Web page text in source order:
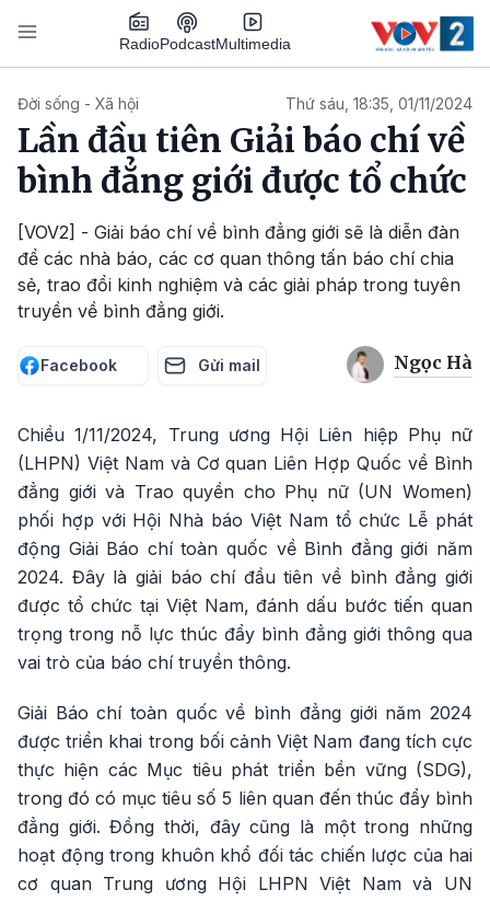
Nhảy đến nội dung
RadioPodcastMultimedia
Đời sống - Xã hội Thứ sáu, 18:35, 01/11/2024
Lần đầu tiên Giải báo chí về
bình đẳng giới được tổ chức
[VOV2] - Giải báo chí về bình đẳng giới sẽ là diễn đàn
để các nhà báo, các cơ quan thông tấn báo chí chia
sẻ, trao đổi kinh nghiệm và các giải pháp trong tuyên
truyền về bình đẳng giới.
Facebook Gửi mail Ngọc Hà
Chiều 1/11/2024, Trung ương Hội Liên hiệp Phụ nữ
(LHPN) Việt Nam và Cơ quan Liên Hợp Quốc về Bình
đẳng giới và Trao quyền cho Phụ nữ (UN Women)
phối hợp với Hội Nhà báo Việt Nam tổ chức Lễ phát
động Giải Báo chí toàn quốc về Bình đẳng giới năm
2024. Đây là giải báo chí đầu tiên về bình đẳng giới
được tổ chức tại Việt Nam, đánh dấu bước tiến quan
trọng trong nỗ lực thúc đẩy bình đẳng giới thông qua
vai trò của báo chí truyền thông.
Giải Báo chí toàn quốc về bình đẳng giới năm 2024
được triển khai trong bối cảnh Việt Nam đang tích cực
thực hiện các Mục tiêu phát triển bền vững (SDG),
trong đó có mục tiêu số 5 liên quan đến thúc đẩy bình
đẳng giới. Đồng thời, đây cũng là một trong những
hoạt động trong khuôn khổ đối tác chiến lược của hai
cơ quan Trung ương Hội LHPN Việt Nam và UN